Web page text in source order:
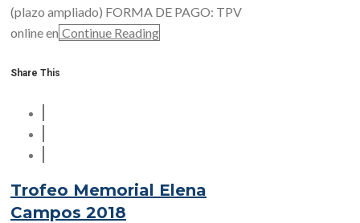
(plazo ampliado) FORMA DE PAGO: TPV
online en Continue Reading
Share This
Trofeo Memorial Elena
Campos 2018